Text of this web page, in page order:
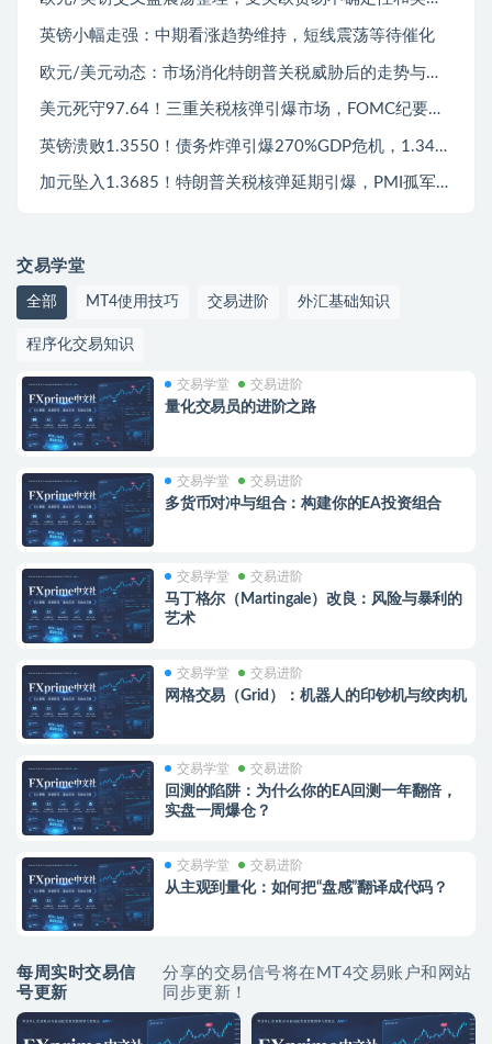
英镑小幅走强：中期看涨趋势维持，短线震荡等待催化
欧元/美元动态：市场消化特朗普关税威胁后的走势与展望
美元死守97.64！三重关税核弹引爆市场，FOMC纪要前97.80成多空生死线
英镑溃败1.3550！债务炸弹引爆270%GDP危机，1.3480成多空生死线
加元坠入1.3685！特朗普关税核弹延期引爆，PMI孤军难挽商品货币颓势
交易学堂
全部 MT4使用技巧 交易进阶 外汇基础知识
程序化交易知识
交易学堂 交易进阶
量化交易员的进阶之路
交易学堂 交易进阶
多货币对冲与组合：构建你的EA投资组合
交易学堂 交易进阶
马丁格尔（Martingale）改良：风险与暴利的
艺术
交易学堂 交易进阶
网格交易（Grid）：机器人的印钞机与绞肉机
交易学堂 交易进阶
回测的陷阱：为什么你的EA回测一年翻倍，
实盘一周爆仓？
交易学堂 交易进阶
从主观到量化：如何把“盘感”翻译成代码？
每周实时交易信
号更新
分享的交易信号将在MT4交易账户和网站
同步更新！